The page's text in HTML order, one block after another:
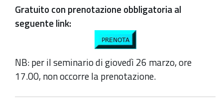
Gratuito con prenotazione obbligatoria al
seguente link:
NB: per il seminario di giovedì 26 marzo, ore
17.00, non occorre la prenotazione.